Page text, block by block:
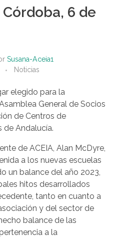
Córdoba, 6 de
Susana-Aceia1
Noticias
elegido para la
General de Socios
de Centros de
de Andalucía.
de ACEIA, Alan McDyre,
a los nuevas escuelas
un balance del año 2023,
hitos desarrollados
tanto en cuanto a
y del sector de
balance de las
a la